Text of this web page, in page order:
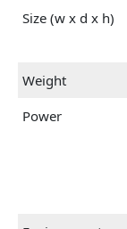
Size (w x d x h)
Weight
Power